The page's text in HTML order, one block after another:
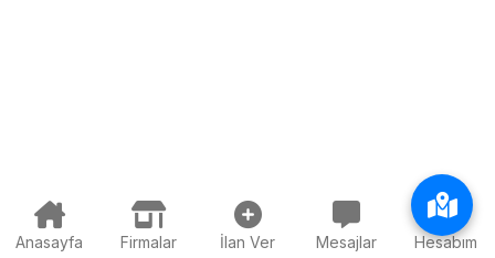
Anasayfa Firmalar İlan Ver Mesajlar Hesabım